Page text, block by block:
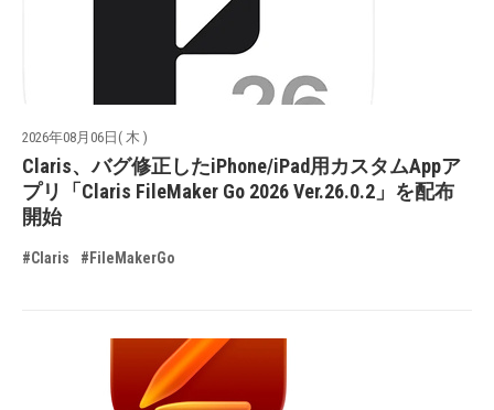
2026年08月06日( 木 )
Claris、バグ修正したiPhone/iPad用カスタムAppア
プリ「Claris FileMaker Go 2026 Ver.26.0.2」を配布
開始
#Claris #FileMakerGo